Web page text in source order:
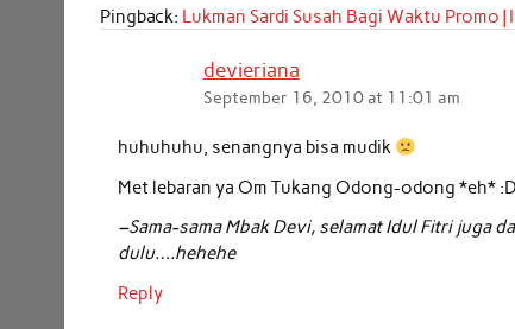
p
d
n
Pingback: Lukman Sardi Susah Bagi Waktu Promo
devieriana
September 16, 2010 at 11:01 am
huhuhuhu, senangnya bisa mudik
Met lebaran ya Om Tukang Odong-odong *eh*
–Sama-sama Mbak Devi, selamat Idul Fitri juga
dulu….hehehe
Reply